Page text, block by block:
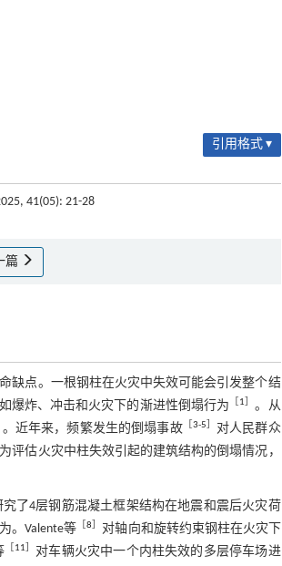
引用格式 ▾
41(05): 21-28
篇
缺点。一根钢柱在火灾中失效可能会引发整个结
爆炸、冲击和火灾下的渐进性倒塌行为
1
。从
。近年来，频繁发生的倒塌事故［ 3-5
对人民群众
估火灾中柱失效引起的建筑结构的倒塌情况，
究了4层钢筋混凝土框架结构在地震和震后火灾荷
。Valente等 ［8
对轴向和旋转约束钢柱在火灾下
［ 11
对车辆火灾中一个内柱失效的多层停车场进